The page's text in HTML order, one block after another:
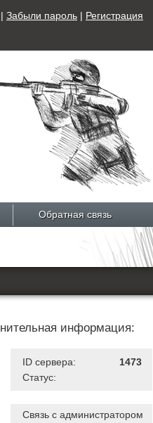
| Забыли пароль | Регистрация
Обратная связь
информация:
ID сервера:
1473
Статус:
Связь с администратором